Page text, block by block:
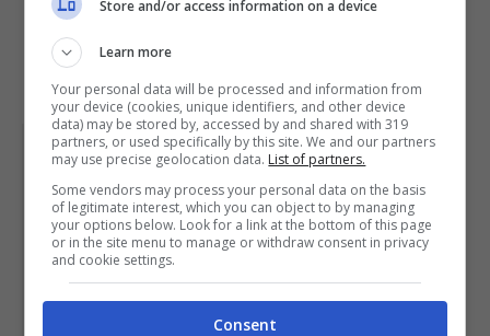
Umbria, Toscana, Emilia
Romagna, Lombardia, Marche,
Veneto, Trentino Alto Adige,
Piemonte, Puglia, Sardegna,
Store and/or access information on a device
Learn more
Your personal data will be processed and information from
your device (cookies, unique identifiers, and other device
data) may be stored by, accessed by and shared with 319
partners, or used specifically by this site. We and our partners
may use precise geolocation data. List of partners.
Some vendors may process your personal data on the basis
of legitimate interest, which you can object to by managing
your options below. Look for a link at the bottom of this page
or in the site menu to manage or withdraw consent in privacy
and cookie settings.
Consent